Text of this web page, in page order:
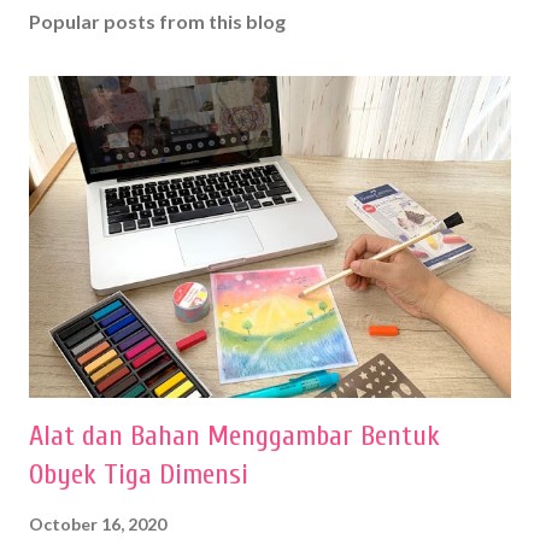
Popular posts from this blog
Alat dan Bahan Menggambar Bentuk
Obyek Tiga Dimensi
October 16, 2020